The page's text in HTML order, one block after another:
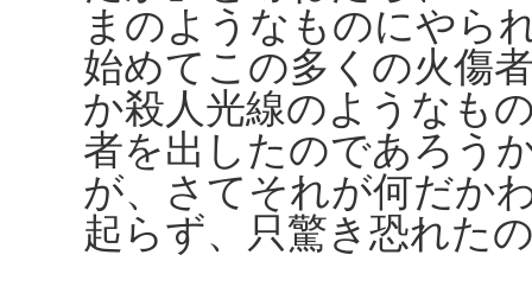
まのようなものにやら
始めてこの多くの火傷
か殺人光線のようなも
者を出したのであろう
が、さてそれが何だか
起らず、只驚き恐れた